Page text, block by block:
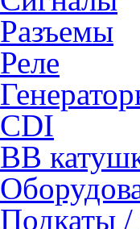
Разъемы
Реле
CDI
ВВ
Подкаты